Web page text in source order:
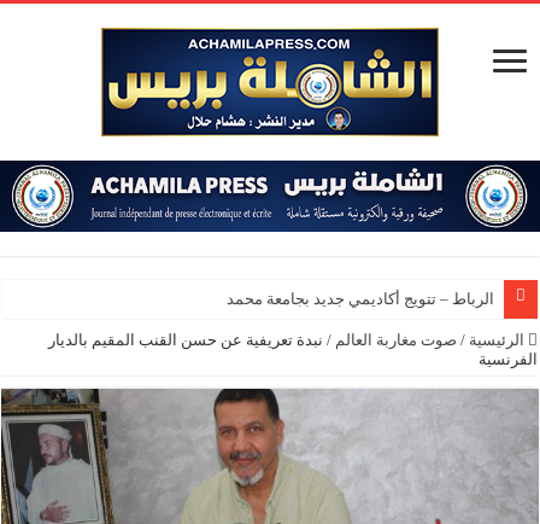
الرباط – تتويج أكاديمي جديد بجامعة محمد الخامس
الرئيسية / صوت مغاربة العالم / نبدة تعريفية عن حسن القنب المقيم بالديار
الفرنسية